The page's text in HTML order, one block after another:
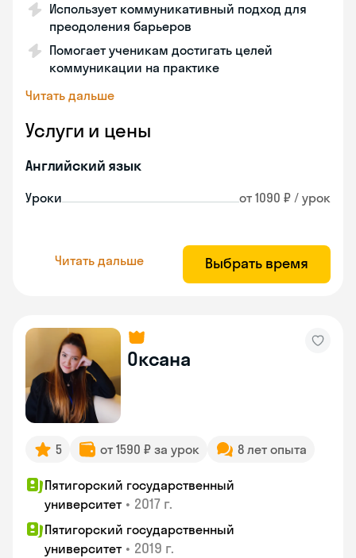
Использует коммуникативный подход для
преодоления барьеров
Помогает ученикам достигать целей
коммуникации на практике
Читать дальше
Услуги и цены
Английский язык
Уроки от 1090 ₽ / урок
Читать дальше Выбрать время
Оксана
5 от 1590 ₽ за урок 8 лет опыта
Пятигорский государственный
университет • 2017 г.
Пятигорский государственный
университет • 2019 г.